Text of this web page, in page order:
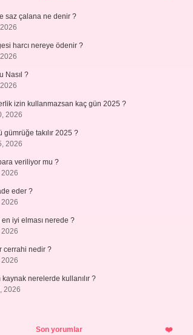
saz çalana ne denir ?
harcı nereye ödenir ?
Nasıl ?
izin kullanmazsan kaç gün 2025 ?
2026
gümrüğe takılır 2025 ?
2026
veriliyor mu ?
2026
eder ?
2026
en iyi elması nerede ?
2026
cerrahi nedir ?
2026
nerelerde kullanılır ?
2026
Son yorumlar